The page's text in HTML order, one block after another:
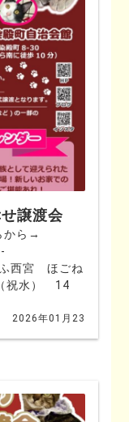
譲渡会
から→
西宮 ほごね
祝水） 14
2026年01月23